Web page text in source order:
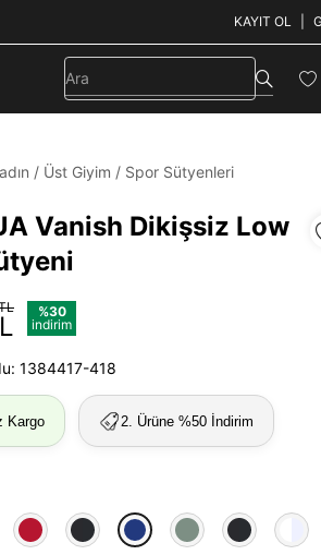
KAYIT OL
/ Üst Giyim / Spor Sütyenleri
Vanish Dikişsiz Low
%30
indirim
1384417-418
Kargo 2. Ürüne %50 İndirim